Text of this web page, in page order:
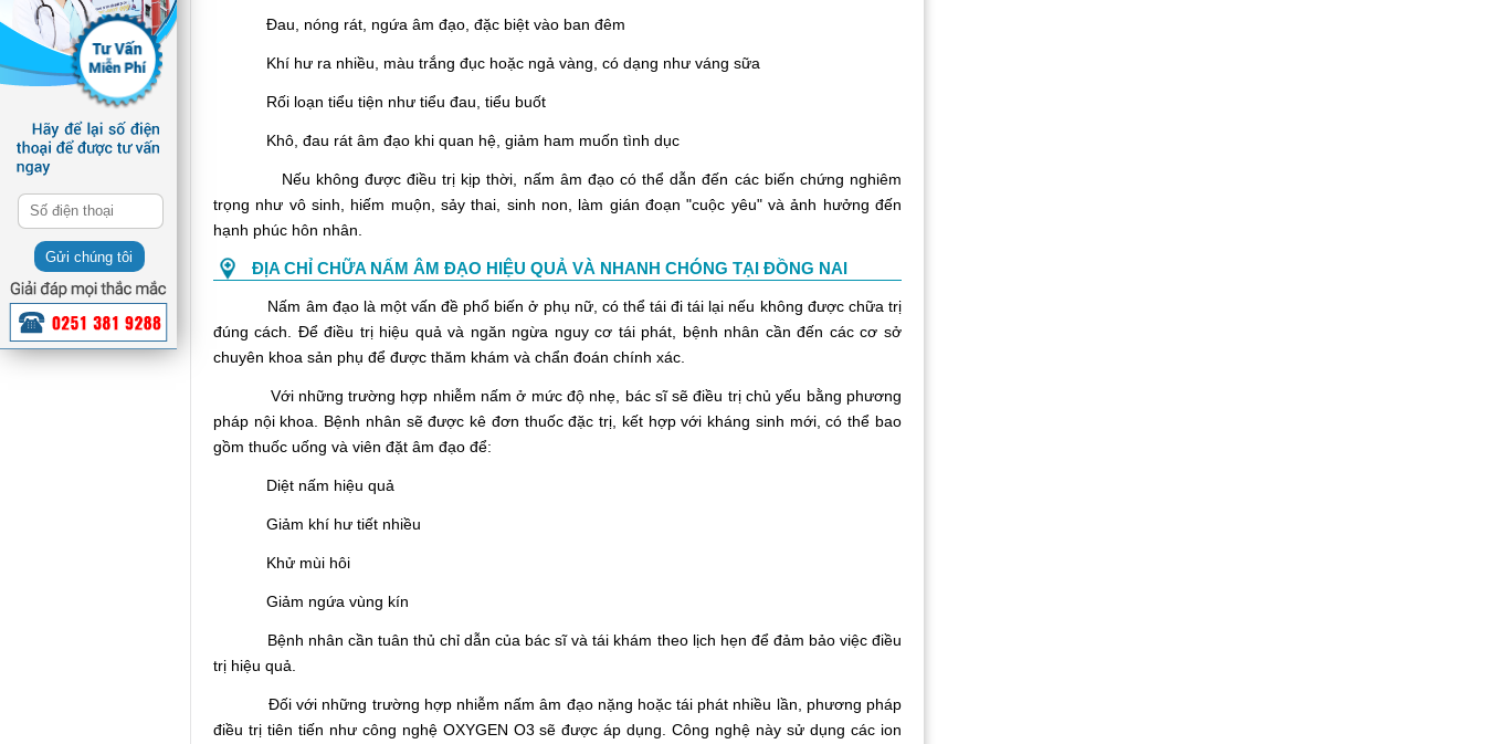
Đau, nóng rát, ngứa âm đạo, đặc biệt vào ban đêm
Khí hư ra nhiều, màu trắng đục hoặc ngả vàng, có dạng như váng sữa
Rối loạn tiểu tiện như tiểu đau, tiểu buốt
Khô, đau rát âm đạo khi quan hệ, giảm ham muốn tình dục
Nếu không được điều trị kịp thời, nấm âm đạo có thể dẫn đến các biến chứng nghiêm
trọng như vô sinh, hiếm muộn, sảy thai, sinh non, làm gián đoạn "cuộc yêu" và ảnh hưởng đến
hạnh phúc hôn nhân.
ĐỊA CHỈ CHỮA NẤM ÂM ĐẠO HIỆU QUẢ VÀ NHANH CHÓNG TẠI ĐỒNG NAI
Nấm âm đạo là một vấn đề phổ biến ở phụ nữ, có thể tái đi tái lại nếu không được chữa trị
đúng cách. Để điều trị hiệu quả và ngăn ngừa nguy cơ tái phát, bệnh nhân cần đến các cơ sở
chuyên khoa sản phụ để được thăm khám và chẩn đoán chính xác.
Với những trường hợp nhiễm nấm ở mức độ nhẹ, bác sĩ sẽ điều trị chủ yếu bằng phương
pháp nội khoa. Bệnh nhân sẽ được kê đơn thuốc đặc trị, kết hợp với kháng sinh mới, có thể bao
gồm thuốc uống và viên đặt âm đạo để:
Diệt nấm hiệu quả
Giảm khí hư tiết nhiều
Khử mùi hôi
Giảm ngứa vùng kín
Bệnh nhân cần tuân thủ chỉ dẫn của bác sĩ và tái khám theo lịch hẹn để đảm bảo việc điều
trị hiệu quả.
Đối với những trường hợp nhiễm nấm âm đạo nặng hoặc tái phát nhiều lần, phương pháp
điều trị tiên tiến như công nghệ OXYGEN O3 sẽ được áp dụng. Công nghệ này sử dụng các ion
Gửi chúng tôi